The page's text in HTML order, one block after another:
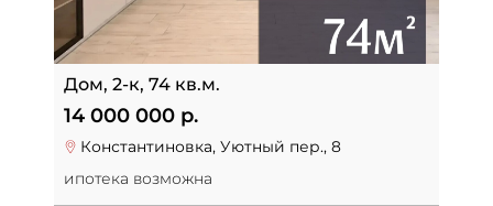
Дом, 2-к, 74 кв.м.
14 000 000 р.
Константиновка, Уютный пер., 8
ипотека возможна